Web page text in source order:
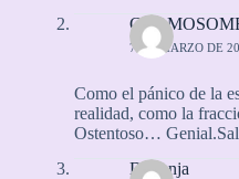
7 DE MARZO DE
Como el pánico de la
realidad, como la
Ostentoso…
Diaranja